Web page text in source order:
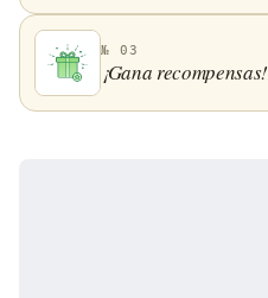
№ 03
¡Gana recompensas!